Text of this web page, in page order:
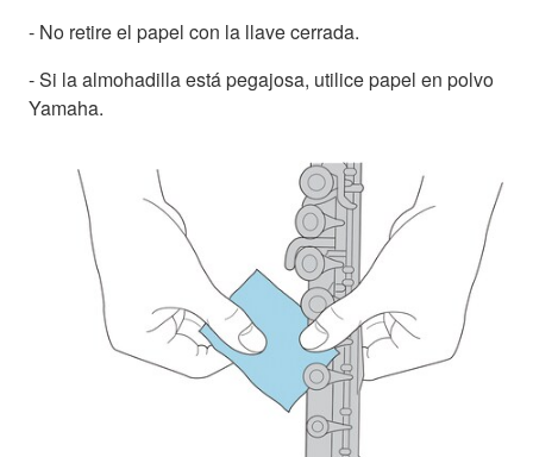
- No retire el papel con la llave cerrada.
- Si la almohadilla está pegajosa, utilice papel en polvo
Yamaha.